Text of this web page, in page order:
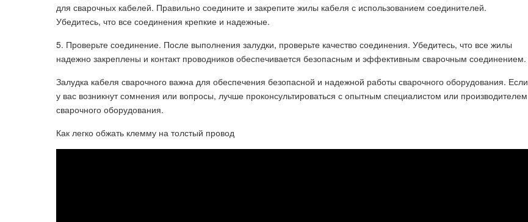
для сварочных кабелей. Правильно соедините и закрепите жилы кабеля с использованием соединителей.
Убедитесь, что все соединения крепкие и надежные.
5. Проверьте соединение. После выполнения залудки, проверьте качество соединения. Убедитесь, что все жилы
надежно закреплены и контакт проводников обеспечивается безопасным и эффективным сварочным соединением.
Залудка кабеля сварочного важна для обеспечения безопасной и надежной работы сварочного оборудования. Если
у вас возникнут сомнения или вопросы, лучше проконсультироваться с опытным специалистом или производителем
сварочного оборудования.
Как легко обжать клемму на толстый провод